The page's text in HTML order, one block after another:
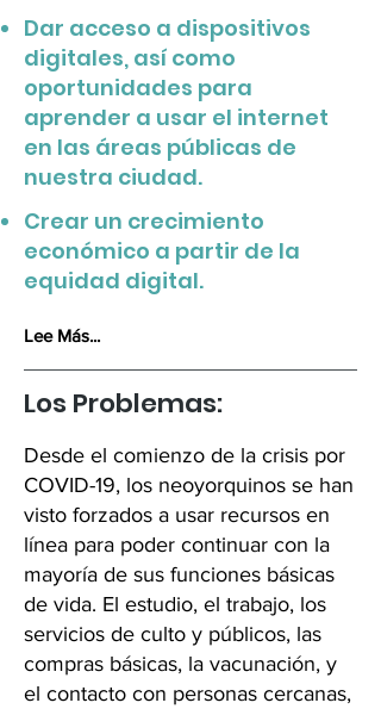
Dar acceso a dispositivos
digitales, así como
oportunidades para
aprender a usar el internet
en las áreas públicas de
nuestra ciudad.
Crear un crecimiento
económico a partir de la
equidad digital.
Lee Más...
Los Problemas:
Desde el comienzo de la crisis por
COVID-19, los neoyorquinos se han
visto forzados a usar recursos en
línea para poder continuar con la
mayoría de sus funciones básicas
de vida. El estudio, el trabajo, los
servicios de culto y públicos, las
compras básicas, la vacunación, y
el contacto con personas cercanas,